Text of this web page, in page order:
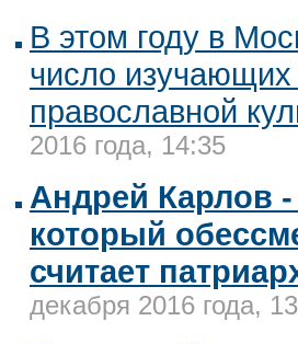
В этом году в
число
православной
2016 года, 14:35
Андрей Карлов
который
считает
декабря 2016 года,